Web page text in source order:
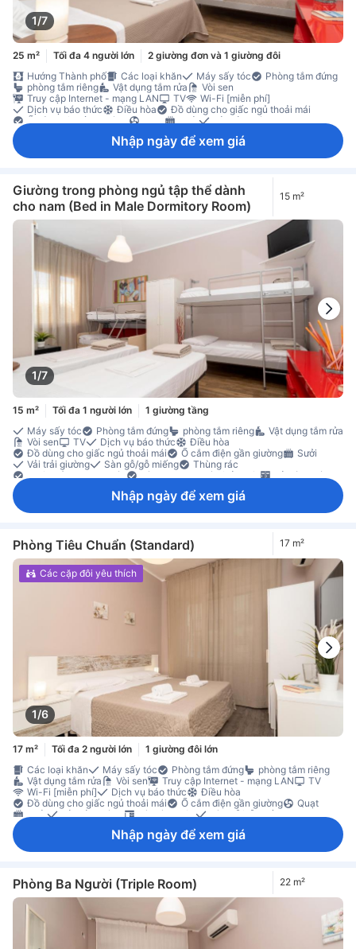
1/7
25 m² Tối đa 4 người lớn
2 giường đơn và 1 giường đôi
Hướng Thành phố
Các loại khăn Máy sấy tóc
Phòng tắm đứng
phòng tắm riêng
Vật dụng tắm rửa
Vòi sen
Truy cập Internet - mạng LAN
TV
Wi-Fi [miễn phí]
Dịch vụ báo thức
Điều hòa
Đồ dùng cho giấc ngủ thoải mái
Ổ cắm điện gần giường
Sưởi
Vải trải giường
Đi lên bằng thang máy
Tính năng an toàn/bảo mật
Nhập ngày để xem giá
Giường trong phòng ngủ tập thể dành
cho nam (Bed in Male Dormitory Room)
15 m²
1/7
15 m² Tối đa 1 người lớn
1 giường tầng
Máy sấy tóc
Phòng tắm đứng phòng tắm riêng
Vật dụng tắm rửa
Vòi sen
TV Dịch vụ báo thức
Điều hòa
Đồ dùng cho giấc ngủ thoải mái
Ổ cắm điện gần giường
Sưởi
Vải trải giường
Sàn gỗ/gỗ miếng
Thùng rác
Đi lên bằng thang máy
Tính năng an toàn/bảo mật Tủ có khoá
Nhập ngày để xem giá
Phòng Tiêu Chuẩn (Standard) 17 m²
1/6
Các cặp đôi yêu thích
17 m² Tối đa 2 người lớn
1 giường đôi lớn
Các loại khăn
Máy sấy tóc Phòng tắm đứng
phòng tắm riêng
Vật dụng tắm rửa
Vòi sen Truy cập Internet - mạng LAN
TV
Wi-Fi [miễn phí]
Dịch vụ báo thức
Điều hòa
Đồ dùng cho giấc ngủ thoải mái
Ổ cắm điện gần giường
Quạt
Sưởi
Vải trải giường Bàn làm việc
Sàn gỗ/gỗ miếng
Đi lên bằng thang máy
Không hút thuốc
Nhập ngày để xem giá
Phòng Ba Người (Triple Room) 22 m²